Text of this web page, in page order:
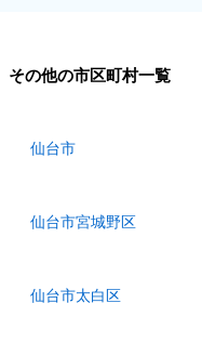
その他の市区町村一覧
仙台市
仙台市宮城野区
仙台市太白区